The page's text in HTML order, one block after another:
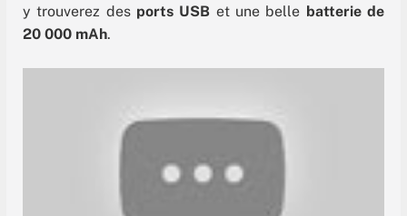
y trouverez desports USB et une belle batterie de
20 000 mAh.